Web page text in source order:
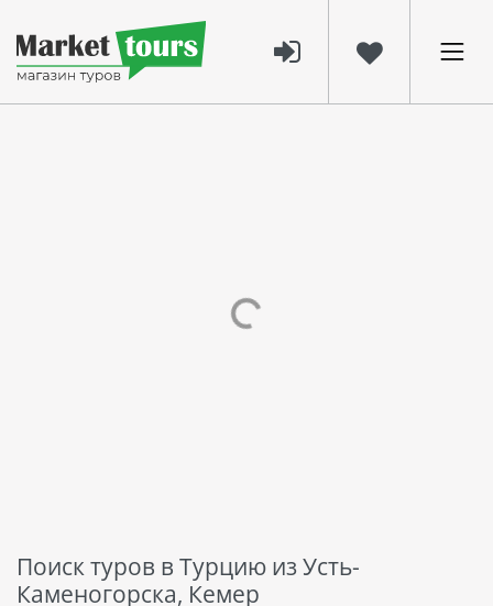
Поиск туров в Турцию из Усть-
Каменогорска, Кемер